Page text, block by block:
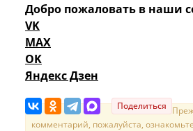
Добро пожаловать в наши
VK
MAX
OK
Яндекс Дзен
Поделиться
комментарий, пожалуйста,